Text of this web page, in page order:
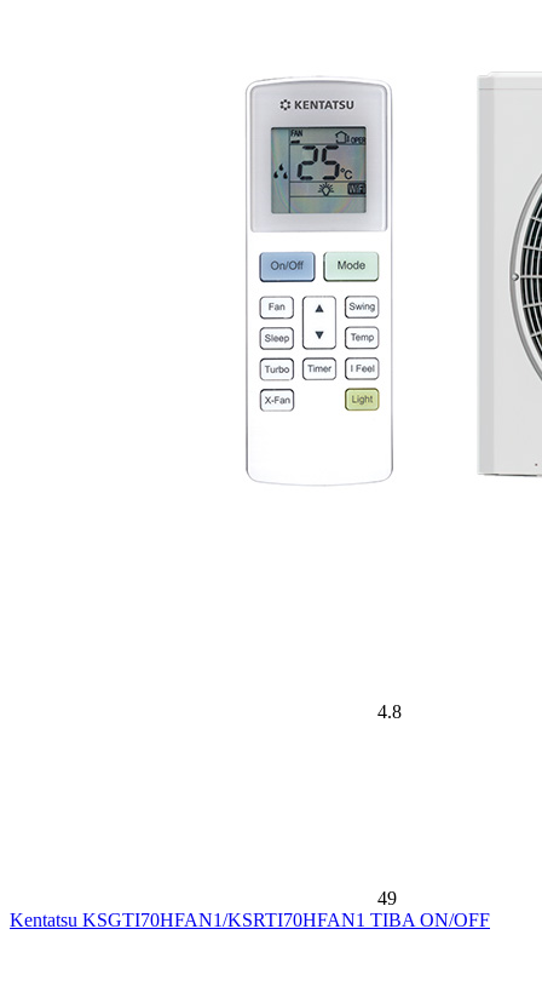
4.8
49
Kentatsu KSGTI70HFAN1/KSRTI70HFAN1 TIBA ON/OFF